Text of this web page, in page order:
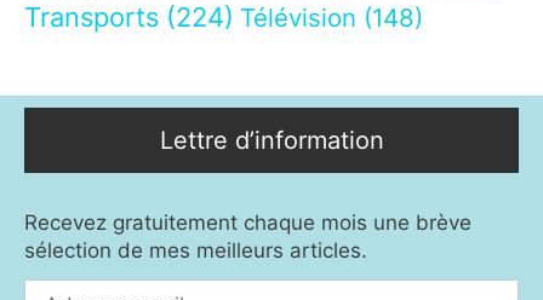
Transports (224) Télévision (148)
Lettre d’information
Recevez gratuitement chaque mois une brève
sélection de mes meilleurs articles.